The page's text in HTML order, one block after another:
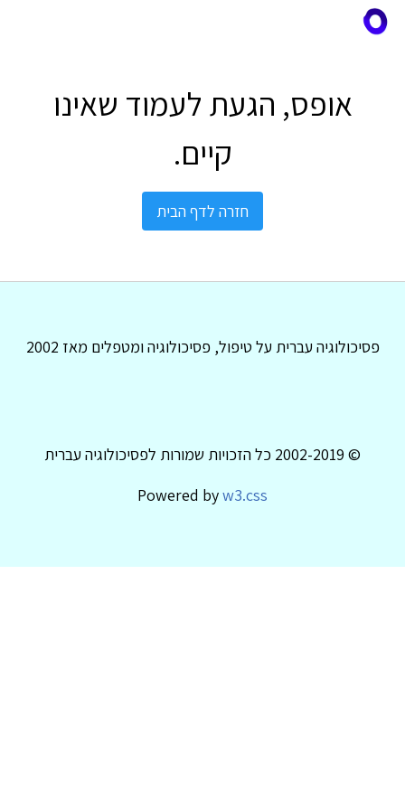
אופס, הגעת לעמוד שאינו
קיים.
חזרה לדף הבית
פסיכולוגיה עברית על טיפול, פסיכולוגיה ומטפלים מאז 2002
© 2002-2019 כל הזכויות שמורות לפסיכולוגיה עברית
Powered byw3.css